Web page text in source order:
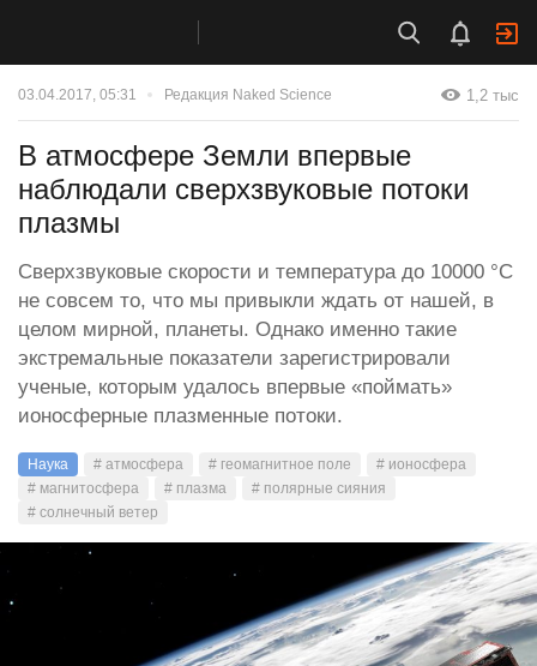
03.04.2017, 05:31 Редакция Naked Science 1,2 тыс
В атмосфере Земли впервые
наблюдали сверхзвуковые потоки
плазмы
Сверхзвуковые скорости и температура до 10000 °С
не совсем то, что мы привыкли ждать от нашей, в
целом мирной, планеты. Однако именно такие
экстремальные показатели зарегистрировали
ученые, которым удалось впервые «поймать»
ионосферные плазменные потоки.
Наука # атмосфера # геомагнитное поле
# ионосфера
# магнитосфера
# плазма
# полярные сияния
# солнечный ветер